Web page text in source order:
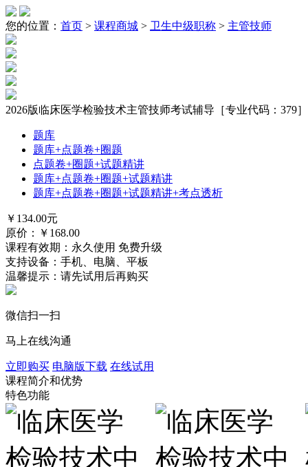
您的位置： 首页 > 课程商城 > 卫生中级职称 > 主管技师
2026版临床医学检验技术主管技师考试辅导［专业代码：379］
题库
题库+点题卷+圈题
点题卷+圈题+试题精讲
题库+点题卷+圈题+试题精讲
题库+点题卷+圈题+试题精讲+考点透析
￥ 134.00元
原价：￥ 168.00
课程有效期：永久使用 免费升级
支持设备：手机、电脑、平板
温馨提示：请先试用后再购买
微信扫一扫
马上在线沟通
立即购买 电脑版下载 在线试用
课程简介和优势
特色功能